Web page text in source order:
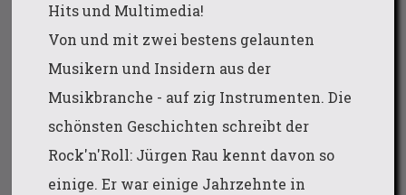
Hits und Multimedia!
Von und mit zwei bestens gelaunten
Musikern und Insidern aus der
Musikbranche - auf zig Instrumenten. Die
schönsten Geschichten schreibt der
Rock'n'Roll: Jürgen Rau kennt davon so
einige. Er war einige Jahrzehnte in